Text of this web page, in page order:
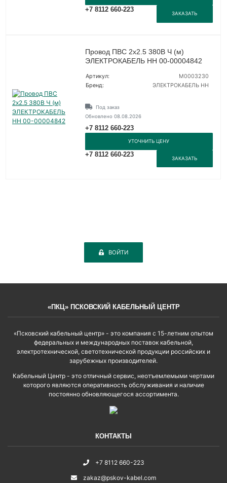
+7 8112 660-223
ЗАКАЗАТЬ
Провод ПВС 2х2.5 380В Ч (м)
ЭЛЕКТРОКАБЕЛЬ НН 00-00004842
Артикул:
M0003230
Бренд:
ЭЛЕКТРОКАБЕЛЬ НН
Под заказ
Обновлено 08.08.2026
+7 8112 660-223
УТОЧНИТЬ ЦЕНУ
+7 8112 660-223
ЗАКАЗАТЬ
ВОЙТИ
«ПКЦ» ПСКОВСКИЙ КАБЕЛЬНЫЙ ЦЕНТР
«Псковский кабельный центр» - это компания с 15-летним опытом
федеральных и международных поставок кабельной,
электротехнической, светотехнической продукции российских и
зарубежных производителей.
Кабельный Центр - это отличный сервис, неотъемлемыми чертами
которого являются оперативность обслуживания и наличие
постоянно обновляющегося ассортимента.
КОНТАКТЫ
+7 8112 660-223
zakaz@pskov-kabel.com